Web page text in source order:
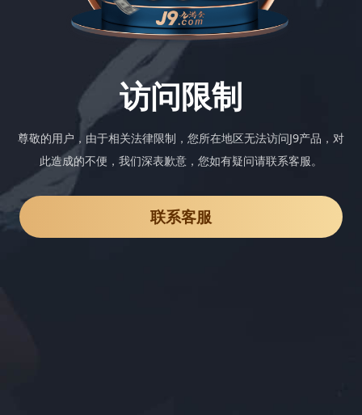
访问限制
尊敬的用户，由于相关法律限制，您所在地区无法访问J9产品，对
此造成的不便，我们深表歉意，您如有疑问请联系客服。
联系客服